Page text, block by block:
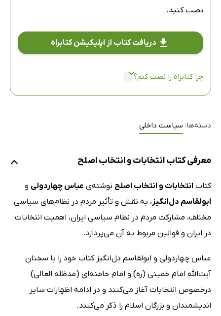
نصب کنید.
دریافت کتاب از اپلیکیشن کتابراه
چرا کتابراه را نصب کنم؟
دسته‌ها: سیاست داخلی
معرفی کتاب انتخابات و انتخاب اصلح
کتاب انتخابات و انتخاب اصلح نوشته‌ی عباس چهاردولی و
ابولقاسم دل‌انگیز، به نقش و تأثیر مردم در نظام‌های سیاسی
مختلف، مشارکت مردم در نظام سیاسی ایران، اهمیت انتخابات
در ایران و قوانین مربوط به آن می‌پردازد.
عباس چهاردولی و ابولقاسم دل‌انگیز کتاب خود را با سخنان
آیت‌الله امام خمینی (ره) و امام خامنه‌ای (مدظله العالی)
درخصوص انتخابات آغاز می‌کنند و در ادامه اظهارات سایر
اندیشمندان و بزرگان اسلام را ذکر می‌کنند.